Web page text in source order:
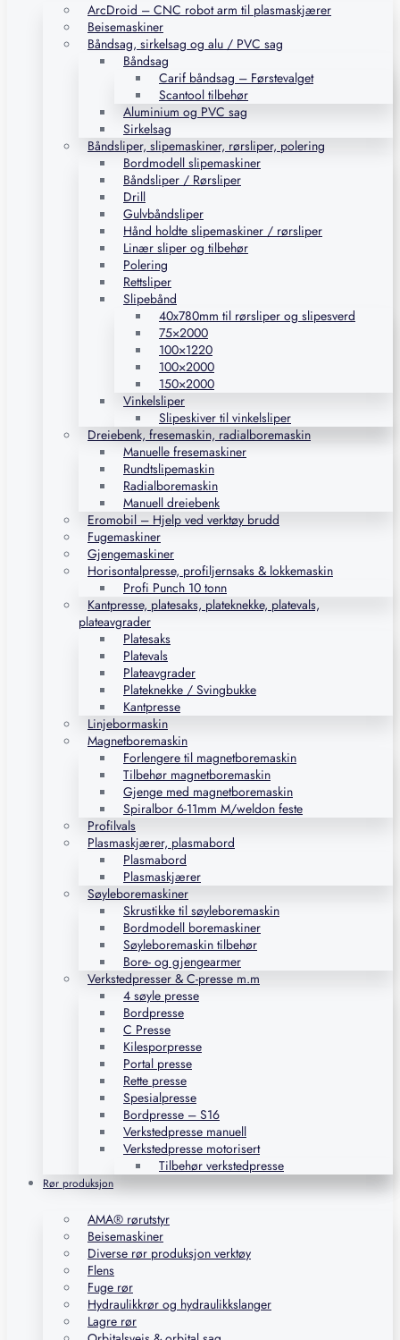
ArcDroid – CNC robot arm til plasmaskjærer
Beisemaskiner
Båndsag, sirkelsag og alu / PVC sag
Båndsag
Carif båndsag – Førstevalget
Scantool tilbehør
Aluminium og PVC sag
Sirkelsag
Båndsliper, slipemaskiner, rørsliper, polering
Bordmodell slipemaskiner
Båndsliper / Rørsliper
Drill
Gulvbåndsliper
Hånd holdte slipemaskiner / rørsliper
Linær sliper og tilbehør
Polering
Rettsliper
Slipebånd
40x780mm til rørsliper og slipesverd
75×2000
100×1220
100×2000
150×2000
Vinkelsliper
Slipeskiver til vinkelsliper
Dreiebenk, fresemaskin, radialboremaskin
Manuelle fresemaskiner
Rundtslipemaskin
Radialboremaskin
Manuell dreiebenk
Eromobil – Hjelp ved verktøy brudd
Fugemaskiner
Gjengemaskiner
Horisontalpresse, profiljernsaks & lokkemaskin
Profi Punch 10 tonn
Kantpresse, platesaks, plateknekke, platevals,
plateavgrader
Platesaks
Platevals
Plateavgrader
Plateknekke / Svingbukke
Kantpresse
Linjebormaskin
Magnetboremaskin
Forlengere til magnetboremaskin
Tilbehør magnetboremaskin
Gjenge med magnetboremaskin
Spiralbor 6-11mm M/weldon feste
Profilvals
Plasmaskjærer, plasmabord
Plasmabord
Plasmaskjærer
Søyleboremaskiner
Skrustikke til søyleboremaskin
Bordmodell boremaskiner
Søyleboremaskin tilbehør
Bore- og gjengearmer
Verkstedpresser & C-presse m.m
4 søyle presse
Bordpresse
C Presse
Kilesporpresse
Portal presse
Rette presse
Spesialpresse
Bordpresse – S16
Verkstedpresse manuell
Verkstedpresse motorisert
Tilbehør verkstedpresse
Rør produksjon
AMA® rørutstyr
Beisemaskiner
Diverse rør produksjon verktøy
Flens
Fuge rør
Hydraulikkrør og hydraulikkslanger
Lagre rør